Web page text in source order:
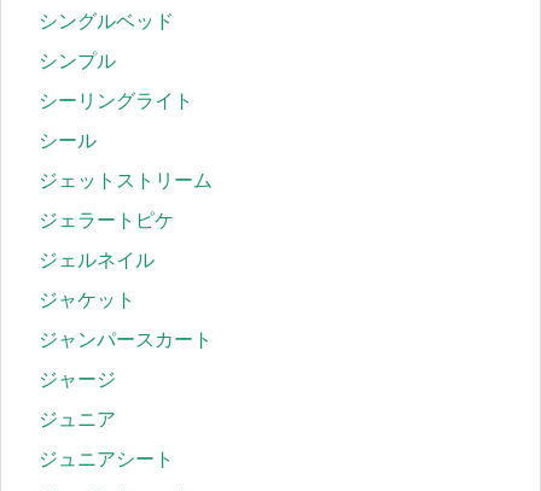
シングルベッド
シンプル
シーリングライト
シール
ジェットストリーム
ジェラートピケ
ジェルネイル
ジャケット
ジャンパースカート
ジャージ
ジュニア
ジュニアシート